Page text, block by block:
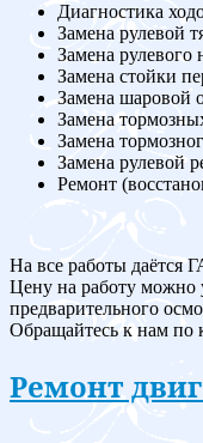
Диагностика
Замена рулевой
Замена рулевого
Замена стойки
Замена шаровой
Замена
Замена
Замена рулевой
Ремонт
На все работы
Цену на работу можно
предварительного
Обращайтесь к нам по
Ремонт